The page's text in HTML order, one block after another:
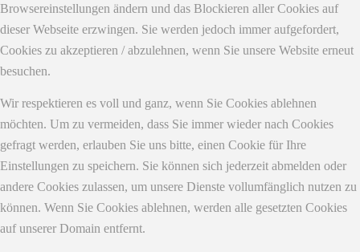
Browsereinstellungen ändern und das Blockieren aller Cookies auf
dieser Webseite erzwingen. Sie werden jedoch immer aufgefordert,
Cookies zu akzeptieren / abzulehnen, wenn Sie unsere Website erneut
besuchen.
Wir respektieren es voll und ganz, wenn Sie Cookies ablehnen
möchten. Um zu vermeiden, dass Sie immer wieder nach Cookies
gefragt werden, erlauben Sie uns bitte, einen Cookie für Ihre
Einstellungen zu speichern. Sie können sich jederzeit abmelden oder
andere Cookies zulassen, um unsere Dienste vollumfänglich nutzen zu
können. Wenn Sie Cookies ablehnen, werden alle gesetzten Cookies
auf unserer Domain entfernt.